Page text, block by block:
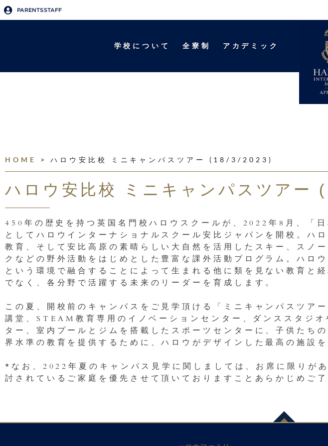
PARENTSSTAFF
学校について 全寮制 アカデミック
HOME >ハロウ安比校 ミニキャンパスツアー (18/3/2023)
ハロウ安比校 ミニキャンパスツアー
450年の歴史を持つ英国名門校ハロウスクールが、2022年8月、「
としてハロウインターナショナルスクール安比ジャパンを開校。ハ
教育、そして安比高原の素晴らしい大自然を活用したスキー、スノ
クなどの野外活動をはじめとした豊富な課外活動プログラム。ハロ
という環境で融合することによって生まれる他に類を見ない教育と
でなく、各分野で活躍する未来のリーダーを育成します。
この夏、開校前のキャンパスをご見学頂ける「ミニキャンパスツア
講堂、STEAM教育専用のイノベーションセンター、ダンススタジ
ター、室内プールとジムを搭載したスポーツセンターに、子供たち
界水準の教育を提供するために、ハロウがデザインした最高の施設
*なお、2022年夏のキャンパス見学に関しましては、お席に限りが
討されているご家庭を優先させて頂いておりますことあらかじめご了